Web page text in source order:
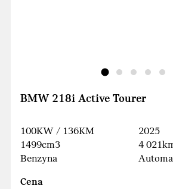
BMW 218i Active Tourer
100KW / 136KM
1499cm3
Benzyna
2025
4
Cena